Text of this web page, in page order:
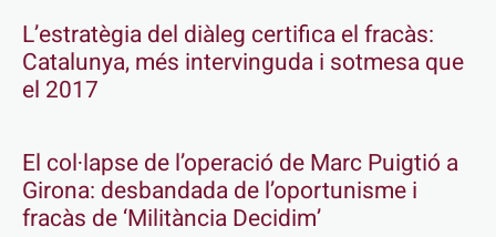
L’estratègia del diàleg certifica el fracàs:
Catalunya, més intervinguda i sotmesa que
el 2017
El col·lapse de l’operació de Marc Puigtió a
Girona: desbandada de l’oportunisme i
fracàs de ‘Militància Decidim’